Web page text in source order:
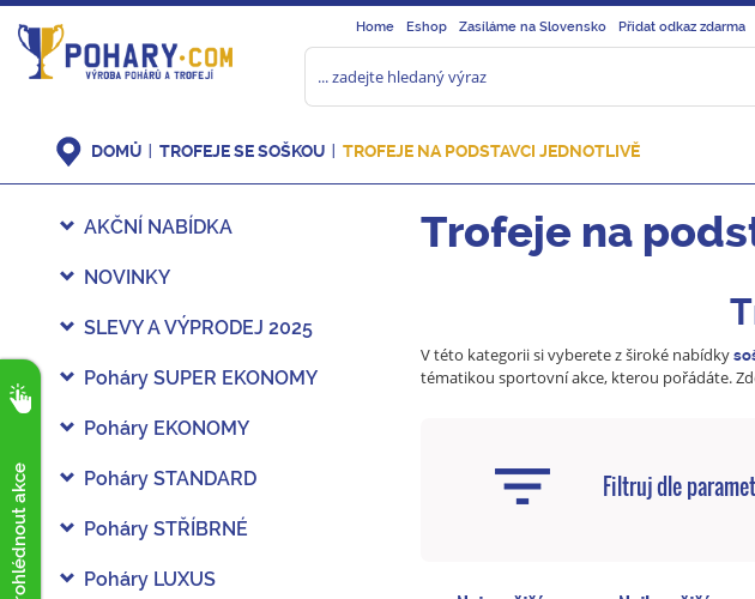
Home Eshop Zasíláme na Slovensko Přidat odkaz zdarma
Prohlédnout akce
DOMŮ TROFEJE SE SOŠKOU TROFEJE NA PODSTAVCI JEDNOTLIVĚ
AKČNÍ NABÍDKA
NOVINKY
SLEVY A VÝPRODEJ 2025
Poháry SUPER EKONOMY
Poháry EKONOMY
Poháry STANDARD
Poháry STŘÍBRNÉ
Poháry LUXUS
Trofeje na
V této kategorii si vyberete z široké nabídky
tématikou sportovní akce, kterou pořádáte.
Filtruj dle